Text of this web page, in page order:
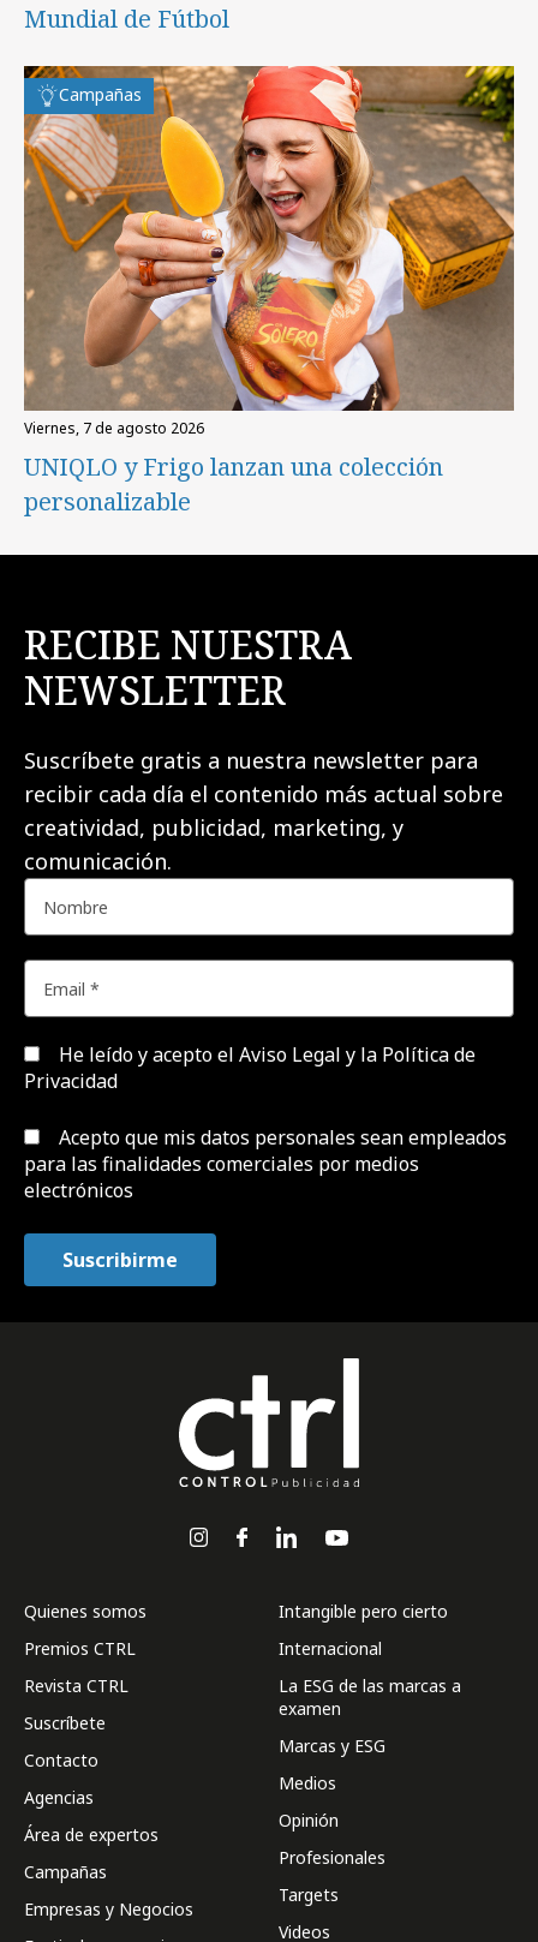
Mundial de Fútbol
Campañas
viernes, 7 de agosto 2026
UNIQLO y Frigo lanzan una colección
personalizable
RECIBE NUESTRA
NEWSLETTER
Suscríbete gratis a nuestra newsletter para
recibir cada día el contenido más actual sobre
creatividad, publicidad, marketing, y
comunicación.
He leído y acepto el Aviso Legal y la Política de
Privacidad
Acepto que mis datos personales sean empleados
para las finalidades comerciales por medios
electrónicos
Quienes somos
Premios CTRL
Revista CTRL
Suscríbete
Contacto
Agencias
Área de expertos
Campañas
Empresas y Negocios
Intangible pero cierto
Internacional
La ESG de las marcas a
examen
Marcas y ESG
Medios
Opinión
Profesionales
Targets
Videos